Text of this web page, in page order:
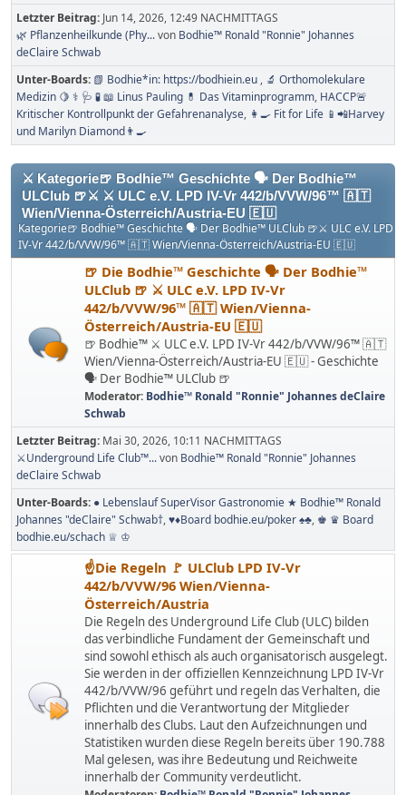
Letzter Beitrag: Jun 14, 2026, 12:49 NACHMITTAGS
🌿 Pflanzenheilkunde (Phy...von Bodhie™ Ronald "Ronnie" Johannes
deClaire Schwab
Unter-Boards 📗 Bodhie*in: https://bodhiein.eu
🔬 Orthomolekulare
Medizin 🍋 ⚕ 🩺 🧪 📖 Linus Pauling 💊 Das Vitaminprogramm HACCP🚨
Kritischer Kontrollpunkt der Gefahrenanalyse 👩‍🍳 Fit for Life 📱📲Harvey
und Marilyn Diamond👨‍🍳
⚔ Kategorie🍺 Bodhie™ Geschichte 🗣 Der Bodhie™
ULClub 🍺⚔ ⚔ ULC e.V. LPD IV-Vr 442/b/VVW/96™ 🇦🇹
Wien/Vienna-Österreich/Austria-EU 🇪🇺
Kategorie🍺 Bodhie™ Geschichte 🗣 Der Bodhie™ ULClub 🍺⚔ ULC e.V. LPD
IV-Vr 442/b/VVW/96™ 🇦🇹 Wien/Vienna-Österreich/Austria-EU 🇪🇺
🍺 Die Bodhie™ Geschichte 🗣 Der Bodhie™
ULClub 🍺 ⚔ ULC e.V. LPD IV-Vr
442/b/VVW/96™ 🇦🇹 Wien/Vienna-
Österreich/Austria-EU 🇪🇺
🍺 Bodhie™ ⚔ ULC e.V. LPD IV-Vr 442/b/VVW/96™ 🇦🇹
Wien/Vienna-Österreich/Austria-EU 🇪🇺 - Geschichte
🗣 Der Bodhie™ ULClub 🍺
Moderator: Bodhie™ Ronald "Ronnie" Johannes deClaire
Schwab
Letzter Beitrag: Mai 30, 2026, 10:11 NACHMITTAGS
⚔️Underground Life Club™...von Bodhie™ Ronald "Ronnie" Johannes
deClaire Schwab
Unter-Boards ● Lebenslauf SuperVisor Gastronomie ★ Bodhie™ Ronald
Johannes "deClaire" Schwab† ♥️♦️Board bodhie.eu/poker ♠️♣️ ♚ ♛ Board
bodhie.eu/schach ♕ ♔
☝Die Regeln 🚩 ULClub LPD IV-Vr
442/b/VVW/96 Wien/Vienna-
Österreich/Austria
Die Regeln des Underground Life Club (ULC) bilden
das verbindliche Fundament der Gemeinschaft und
sind sowohl ethisch als auch organisatorisch ausgelegt.
Sie werden in der offiziellen Kennzeichnung LPD IV-Vr
442/b/VVW/96 geführt und regeln das Verhalten, die
Pflichten und die Verantwortung der Mitglieder
innerhalb des Clubs. Laut den Aufzeichnungen und
Statistiken wurden diese Regeln bereits über 190.788
Mal gelesen, was ihre Bedeutung und Reichweite
innerhalb der Community verdeutlicht.